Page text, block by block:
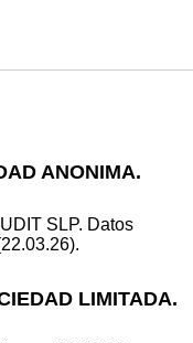
ANONIMA.
SLP. Datos
LIMITADA.